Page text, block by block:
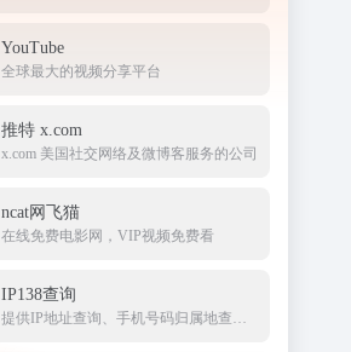
YouTube
全球最大的视频分享平台
推特 x.com
x.com 美国社交网络及微博客服务的公司
ncat网飞猫
在线免费电影网，VIP视频免费看
IP138查询
提供IP地址查询、手机号码归属地查询、邮政编码查询及身份证号码验证等服务